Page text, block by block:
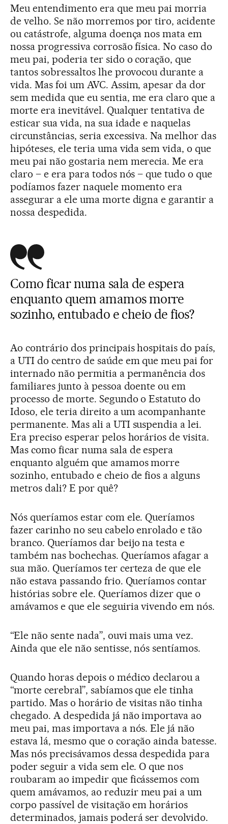
Meu entendimento era que meu pai morria
de velho. Se não morremos por tiro, acidente
ou catástrofe, alguma doença nos mata em
nossa progressiva corrosão física. No caso do
meu pai, poderia ter sido o coração, que
tantos sobressaltos lhe provocou durante a
vida. Mas foi um AVC. Assim, apesar da dor
sem medida que eu sentia, me era claro que a
morte era inevitável. Qualquer tentativa de
esticar sua vida, na sua idade e naquelas
circunstâncias, seria excessiva. Na melhor das
hipóteses, ele teria uma vida sem vida, o que
meu pai não gostaria nem merecia. Me era
claro – e era para todos nós – que tudo o que
podíamos fazer naquele momento era
assegurar a ele uma morte digna e garantir a
nossa despedida.
Como ficar numa sala de espera
enquanto quem amamos morre
sozinho, entubado e cheio de fios?
Ao contrário dos principais hospitais do país,
a UTI do centro de saúde em que meu pai for
internado não permitia a permanência dos
familiares junto à pessoa doente ou em
processo de morte. Segundo o Estatuto do
Idoso, ele teria direito a um acompanhante
permanente. Mas ali a UTI suspendia a lei.
Era preciso esperar pelos horários de visita.
Mas como ficar numa sala de espera
enquanto alguém que amamos morre
sozinho, entubado e cheio de fios a alguns
metros dali? E por quê?
Nós queríamos estar com ele. Queríamos
fazer carinho no seu cabelo enrolado e tão
branco. Queríamos dar beijo na testa e
também nas bochechas. Queríamos afagar a
sua mão. Queríamos ter certeza de que ele
não estava passando frio. Queríamos contar
histórias sobre ele. Queríamos dizer que o
amávamos e que ele seguiria vivendo em nós.
“Ele não sente nada”, ouvi mais uma vez.
Ainda que ele não sentisse, nós sentíamos.
Quando horas depois o médico declarou a
“morte cerebral”, sabíamos que ele tinha
partido. Mas o horário de visitas não tinha
chegado. A despedida já não importava ao
meu pai, mas importava a nós. Ele já não
estava lá, mesmo que o coração ainda batesse.
Mas nós precisávamos dessa despedida para
poder seguir a vida sem ele. O que nos
roubaram ao impedir que ficássemos com
quem amávamos, ao reduzir meu pai a um
corpo passível de visitação em horários
determinados, jamais poderá ser devolvido.